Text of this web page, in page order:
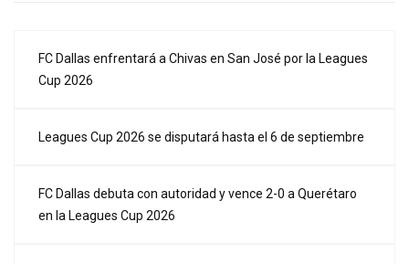
FC Dallas enfrentará a Chivas en San José por la Leagues
Cup 2026
Leagues Cup 2026 se disputará hasta el 6 de septiembre
FC Dallas debuta con autoridad y vence 2-0 a Querétaro
en la Leagues Cup 2026